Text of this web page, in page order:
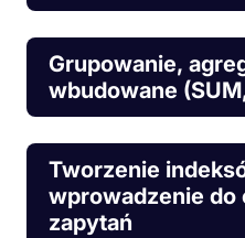
Grupowanie,
wbudowane
Tworzenie
wprowadzenie do
zapytań